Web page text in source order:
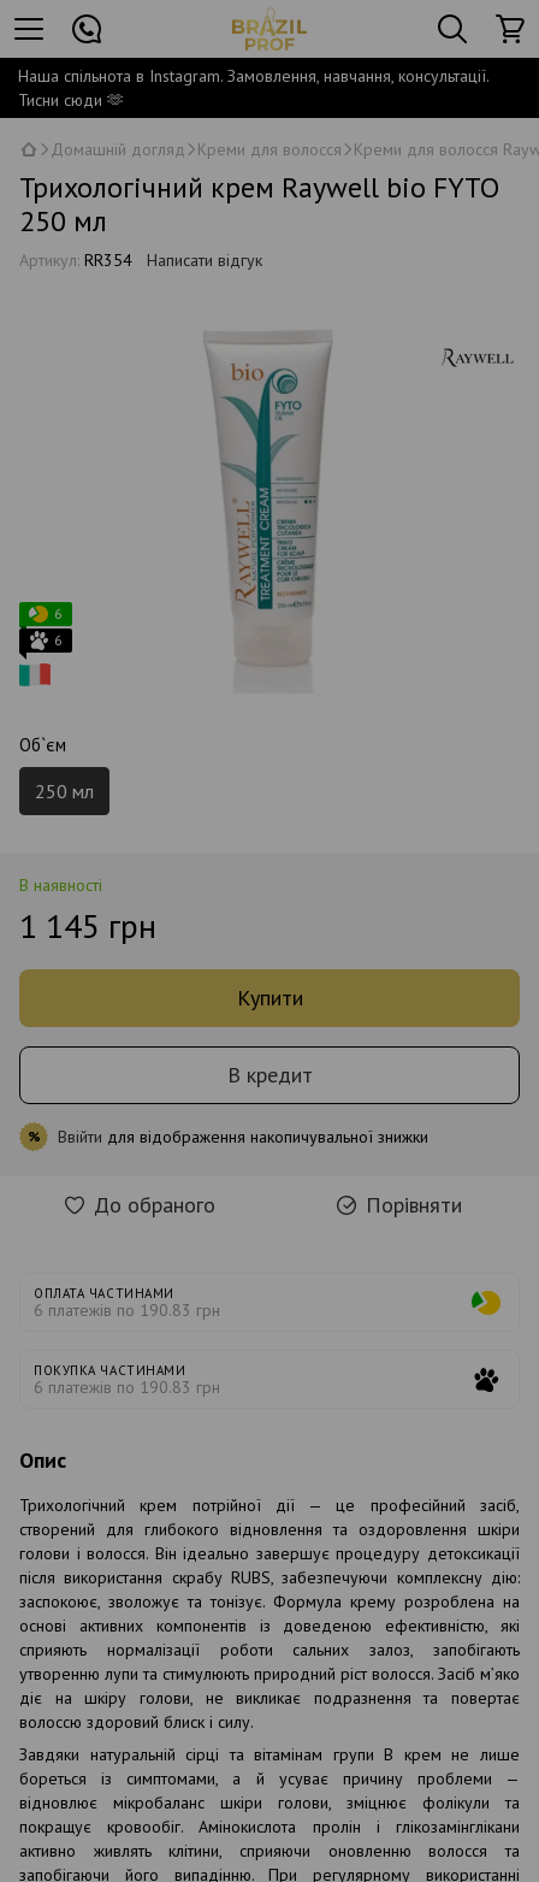
Наша спільнота в Instagram. Замовлення, навчання, консультації.
Тисни сюди 🫶
Домашній догляд Креми для волосся Креми для волосся
Трихологічний крем Raywell bio FYTO
250 мл
Артикул: RR354 Написати відгук
6
6
Об`єм
250 мл
В наявності
1 145 грн
Купити
В кредит
% Ввійти для відображення накопичувальної знижки
До обраного Порівняти
ОПЛАТА ЧАСТИНАМИ
6 платежів по 190.83 грн
ПОКУПКА ЧАСТИНАМИ
6 платежів по 190.83 грн
Опис
Трихологічний крем потрійної дії — це професійний засіб,
створений для глибокого відновлення та оздоровлення шкіри
голови і волосся. Він ідеально завершує процедуру детоксикації
після використання скрабу RUBS, забезпечуючи комплексну дію:
заспокоює, зволожує та тонізує. Формула крему розроблена на
основі активних компонентів із доведеною ефективністю, які
сприяють нормалізації роботи сальних залоз, запобігають
утворенню лупи та стимулюють природний ріст волосся. Засіб м’яко
діє на шкіру голови, не викликає подразнення та повертає
волоссю здоровий блиск і силу.
Завдяки натуральній сірці та вітамінам групи В крем не лише
бореться із симптомами, а й усуває причину проблеми —
відновлює мікробаланс шкіри голови, зміцнює фолікули та
покращує кровообіг. Амінокислота пролін і глікозамінглікани
активно живлять клітини, сприяючи оновленню волосся та
запобігаючи його випадінню. При регулярному використанні